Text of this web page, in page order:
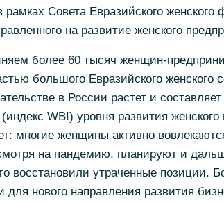
Совета Евразийского женского
на развитие женского
более 60 тысяч женщин-
большого Евразийского
в России растет и
WBI) уровня развития
многие женщины активно
на пандемию, планируют и
восстановили утраченные позиции.
для нового направления развития